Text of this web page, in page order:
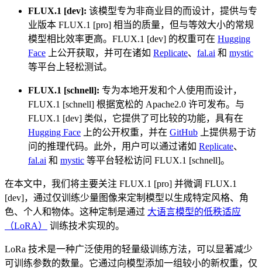
FLUX.1 [dev]: 该模型专为非商业目的而设计，提供与专
业版本 FLUX.1 [pro] 相当的质量，但与等效大小的常规
模型相比效率更高。FLUX.1 [dev] 的权重可在 Hugging
Face 上公开获取，并可在诸如 Replicate、 fal.ai 和 mystic
等平台上轻松测试。
FLUX.1 [schnell]: 专为本地开发和个人使用而设计，
FLUX.1 [schnell] 根据宽松的 Apache2.0 许可发布。与
FLUX.1 [dev] 类似，它提供了可比较的功能，具有在
Hugging Face 上的公开权重，并在 GitHub 上提供易于访
问的推理代码。此外，用户可以通过诸如 Replicate、
fal.ai 和 mystic 等平台轻松访问 FLUX.1 [schnell]。
在本文中，我们将主要关注 FLUX.1 [pro] 并微调 FLUX.1
[dev]，通过仅训练少量图像来定制模型以生成特定风格、角
色、个人和物体。这种定制是通过 大语言模型的低秩适应
（LoRA）
训练技术实现的。
LoRa 技术是一种广泛使用的轻量级训练方法，可以显著减少
可训练参数的数量。它通过向模型添加一组较小的新权重，仅